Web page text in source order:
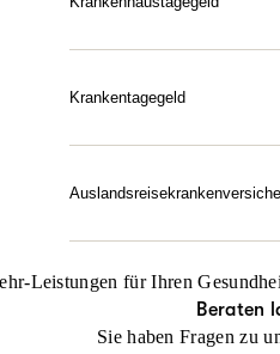
Jetzt konfigurieren
Ein
jeden Tag im
Jetzt konfigurieren
Krankentagegeld
abgesichert.
Jetzt konfigurieren
Leistungen für Ihren
Beraten
Sie haben Fragen zu